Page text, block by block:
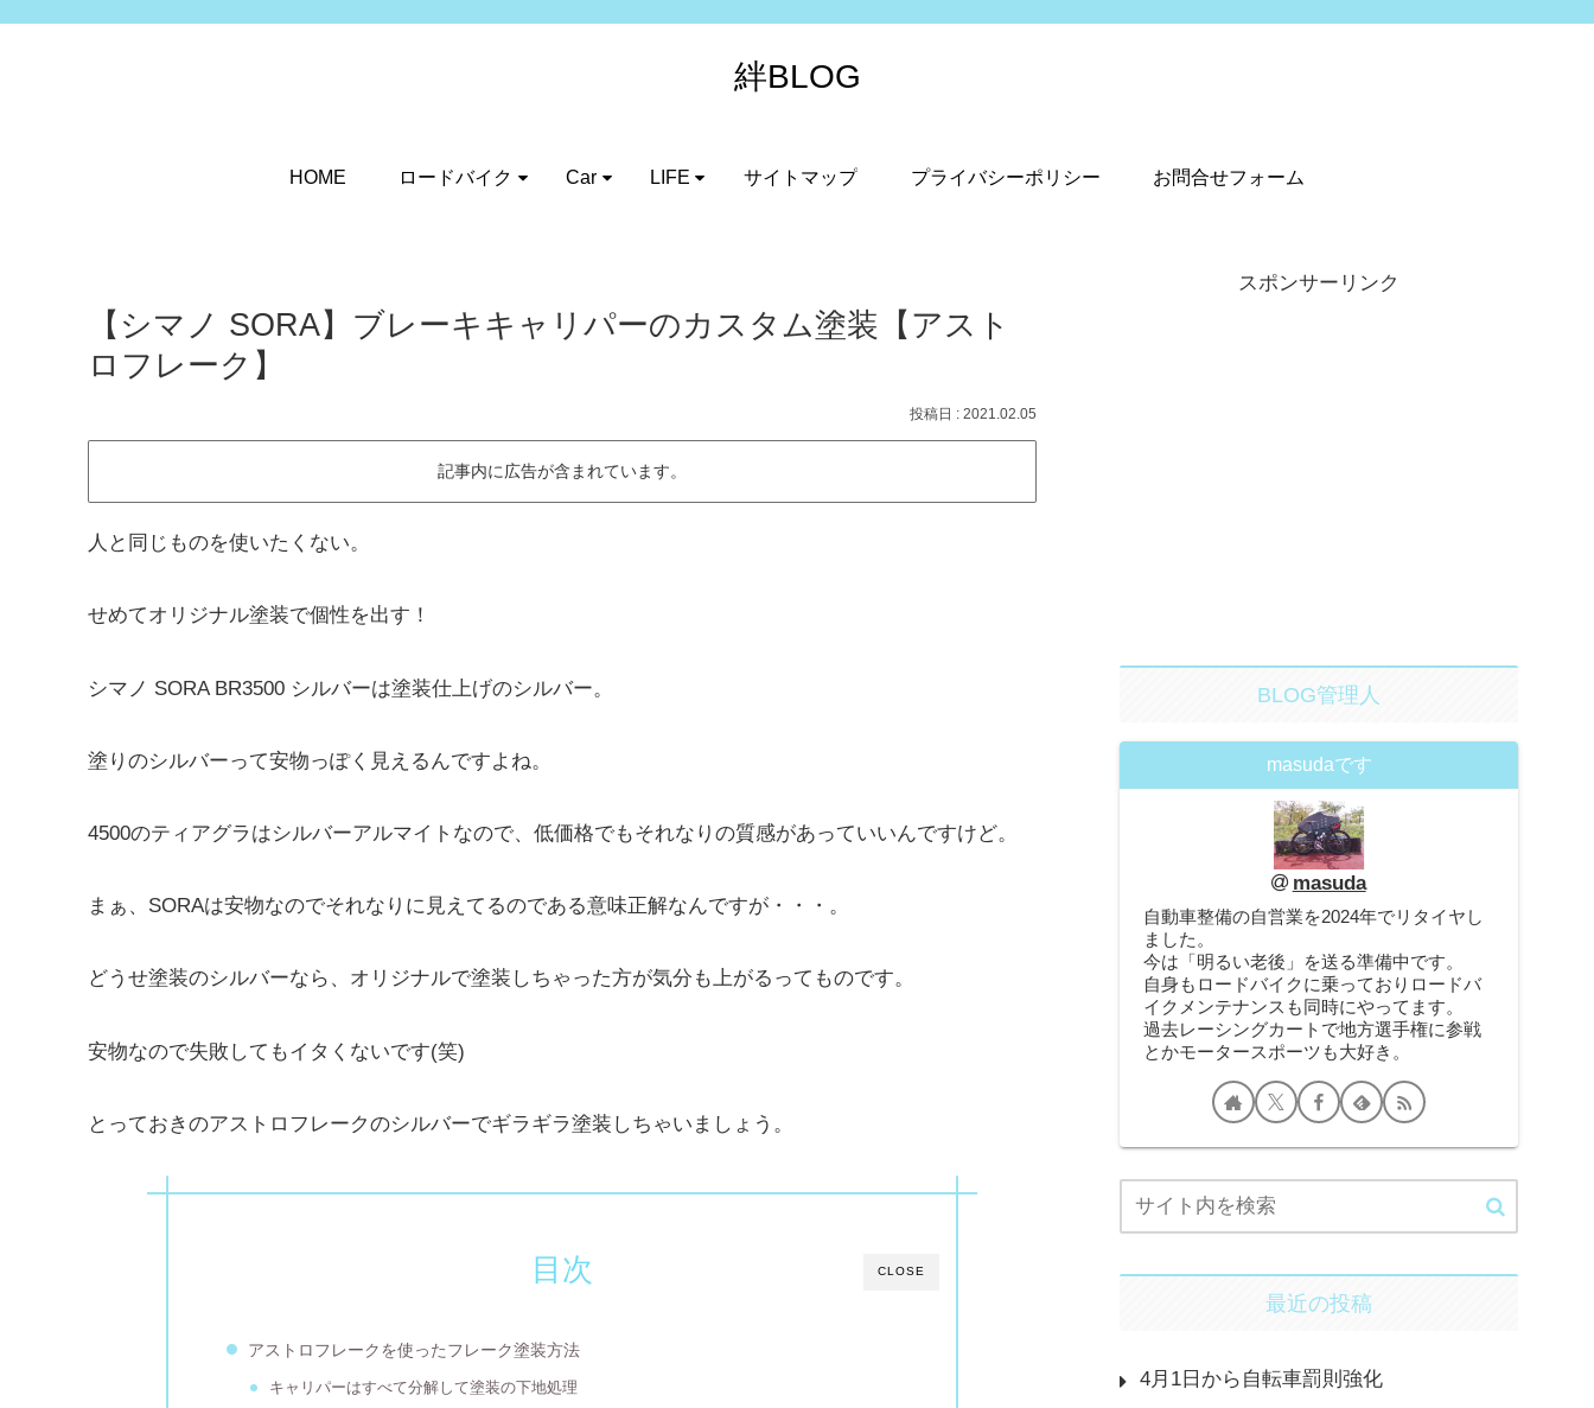
絆BLOG
HOME ロードバイク Car LIFE サイトマップ プライバシーポリシー お問合せフォーム
【シマノ SORA】ブレーキキャリパーのカスタム塗装【アスト
ロフレーク】
2021.02.05
記事内に広告が含まれています。
人と同じものを使いたくない。
せめてオリジナル塗装で個性を出す！
シマノ SORA BR3500 シルバーは塗装仕上げのシルバー。
塗りのシルバーって安物っぽく見えるんですよね。
4500のティアグラはシルバーアルマイトなので、低価格でもそれなりの質感があっていいんですけど。
まぁ、SORAは安物なのでそれなりに見えてるのである意味正解なんですが・・・。
どうせ塗装のシルバーなら、オリジナルで塗装しちゃった方が気分も上がるってものです。
安物なので失敗してもイタくないです(笑)
とっておきのアストロフレークのシルバーでギラギラ塗装しちゃいましょう。
CLOSE
目次
アストロフレークを使ったフレーク塗装方法
キャリパーはすべて分解して塗装の下地処理
スポンサーリンク
BLOG管理人
masudaです
masuda
自動車整備の自営業を2024年でリタイヤし
ました。
今は「明るい老後」を送る準備中です。
自身もロードバイクに乗っておりロードバ
イクメンテナンスも同時にやってます。
過去レーシングカートで地方選手権に参戦
とかモータースポーツも大好き。
最近の投稿
4月1日から自転車罰則強化